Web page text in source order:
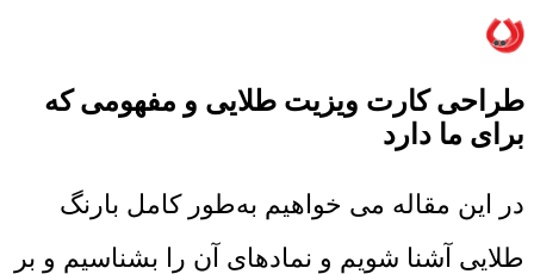
طراحی کارت ویزیت طلایی و مفهومی که
برای ما دارد
در این مقاله می خواهیم به‌طور کامل بارنگ
طلایی آشنا شویم و نمادهای آن را بشناسیم و بر